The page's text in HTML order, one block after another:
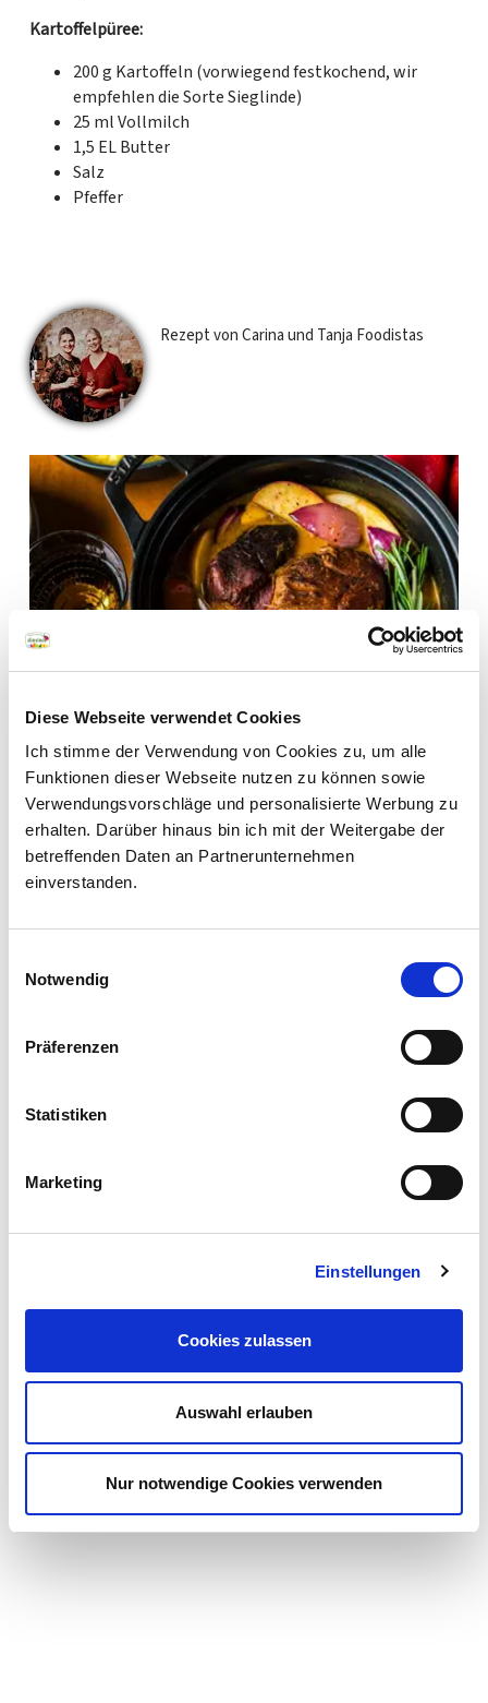
Diese Webseite verwendet Cookies
Ich stimme der Verwendung von Cookies zu, um alle
Funktionen dieser Webseite nutzen zu können sowie
Verwendungsvorschläge und personalisierte Werbung zu
erhalten. Darüber hinaus bin ich mit der Weitergabe der
betreffenden Daten an Partnerunternehmen
einverstanden.
Notwendig
Präferenzen
Statistiken
Marketing
Einstellungen
Cookies zulassen
Auswahl erlauben
Nur notwendige Cookies verwenden
Newsletter
Südtirols Bauern und
Herstellern über die
Schulter blicken und sich
von kreativen
Rezeptideen mit Apfel,
Speck und Milch
Newsletter macht’s
Nachname
*= Pflichtfelder
Kartoffelpüree:
200 g Kartoffeln (vorwiegend festkochend, wir
empfehlen die Sorte Sieglinde)
25 ml Vollmilch
1,5 EL Butter
Salz
Pfeffer
Rezept von Carina und Tanja Foodistas